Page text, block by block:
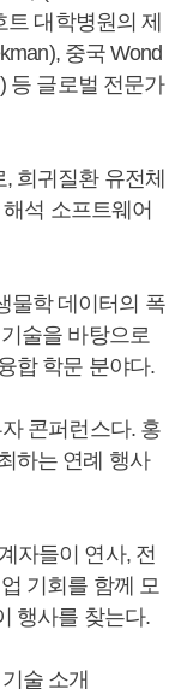
트 대학병원의 제
중국 Wond
등 글로벌 전문가
희귀질환 유전체
석 소프트웨어
물학 데이터의 폭
술을 바탕으로
합 학문 분야다.
콘퍼런스다. 홍
하는 연례 행사
자들이 연사, 전
기회를 함께 모
행사를 찾는다.
술 소개